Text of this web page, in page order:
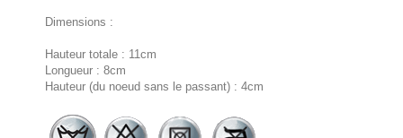
Dimensions :
Hauteur totale : 11cm
Longueur : 8cm
Hauteur (du noeud sans le passant) : 4cm